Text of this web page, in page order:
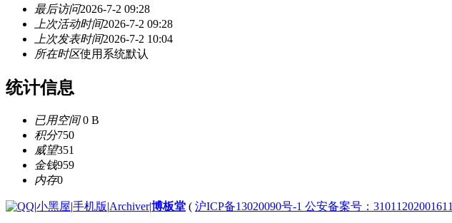
最后访问2026-7-2 09:28
上次活动时间2026-7-2 09:28
上次发表时间2026-7-2 10:04
所在时区使用系统默认
统计信息
已用空间0 B
积分750
威望351
金钱959
内存0
|小黑屋|手机版|Archiver|博板堂 ( 沪ICP备13020090号-1 公安备案号：31011202001611